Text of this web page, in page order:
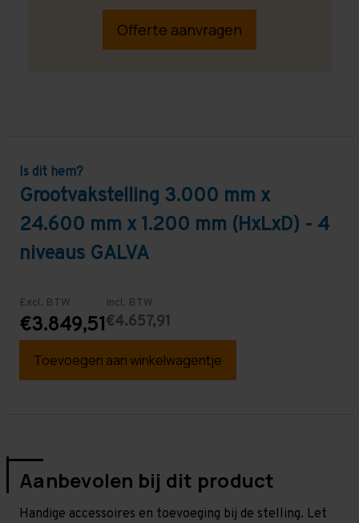
Offerte aanvragen
Is dit hem?
Grootvakstelling 3.000 mm x
24.600 mm x 1.200 mm (HxLxD) - 4
niveaus GALVA
Excl. BTW
€3.849,51
Incl. BTW
€4.657,91
Toevoegen aan winkelwagentje
Aanbevolen bij dit product
Handige accessoires en toevoeging bij de stelling. Let